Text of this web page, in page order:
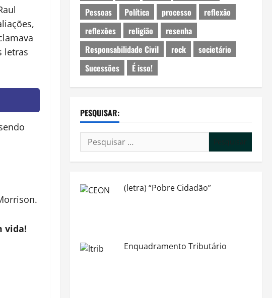
letras
vida!
Pessoas
Política processo
reflexão
reflexões
religião
resenha
Responsabilidade Civil
rock
societário
Sucessões
É isso!
PESQUISAR:
Pesquisar
por:
(letra) “Pobre Cidadão”
Enquadramento Tributário